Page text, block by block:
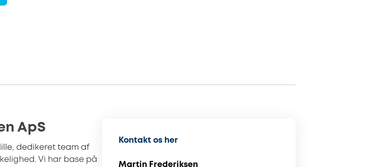
ApS
dedikeret team af
Vi har base på
Kontakt os her
Martin Frederiksen